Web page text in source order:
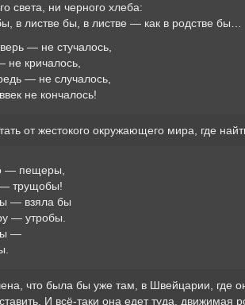
света, ни черного хлеба:
в листве бы, в листве — как в родстве бы…
— не стучалось,
не кричалось,
— не случалось,
не кончалось!
от жестокого окружающего мира, где
— пещеры,
трущобы!
— взяла бы
— утробы.
—
что была бы уже там, в Швейцарии, где
И всё-таки она едет туда, движимая